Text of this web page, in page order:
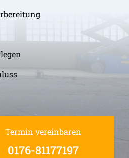
Termin vereinbaren
0176-81177197